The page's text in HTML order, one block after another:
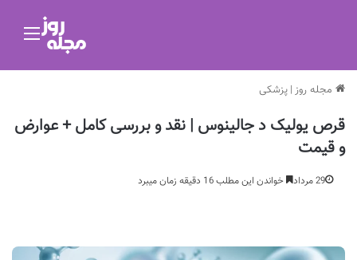
مجله روز | پزشکی
قرص یولیک د جالینوس | نقد و بررسی کامل + عوارض
و قیمت
29 مرداد خواندن این مطلب 16 دقیقه زمان میبرد